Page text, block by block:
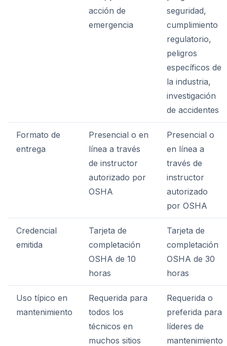
acción de
emergencia
seguridad,
cumplimiento
regulatorio,
peligros
específicos de
la industria,
investigación
de accidentes
Formato de
entrega
Presencial o en
línea a través
de instructor
autorizado por
OSHA
Presencial o
en línea a
través de
instructor
autorizado
por OSHA
Credencial
emitida
Tarjeta de
completación
OSHA de 10
horas
Tarjeta de
completación
OSHA de 30
horas
Uso típico en
mantenimiento
Requerida para
todos los
técnicos en
muchos sitios
Requerida o
preferida para
líderes de
mantenimiento